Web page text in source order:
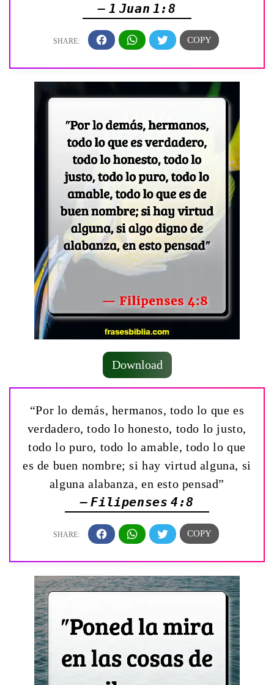
— 1 Juan 1:8
Download
“Por lo demás, hermanos, todo lo que es
verdadero, todo lo honesto, todo lo justo,
todo lo puro, todo lo amable, todo lo que
es de buen nombre; si hay virtud alguna, si
alguna alabanza, en esto pensad”
— Filipenses 4:8